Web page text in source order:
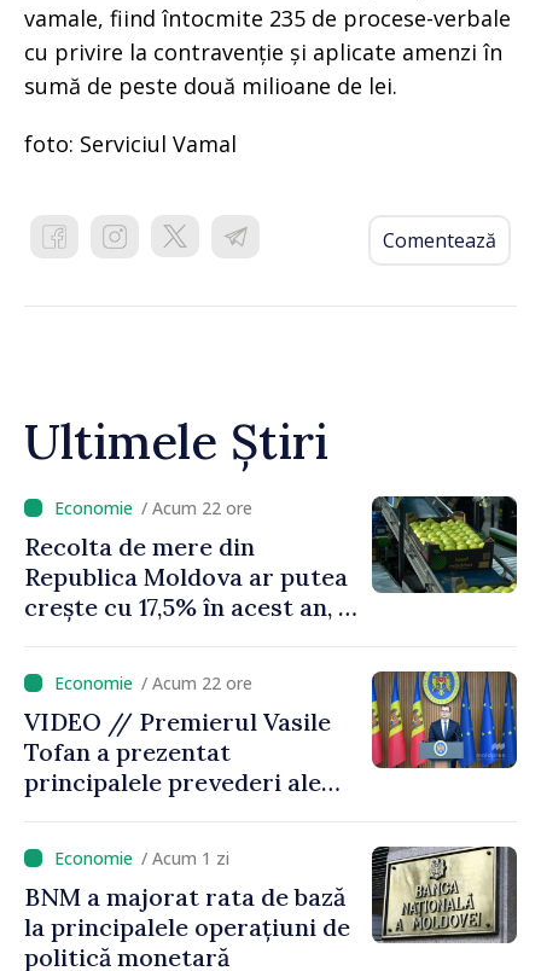
vamale, fiind întocmite 235 de procese-verbale
cu privire la contravenție și aplicate amenzi în
sumă de peste două milioane de lei.
foto: Serviciul Vamal
Comentează
Ultimele Știri
/ Acum 22 ore
Recolta de mere din
Republica Moldova ar putea
crește cu 17,5% în acest an, în
este estimată în scădere
/ Acum 22 ore
VIDEO // Premierul Vasile
Tofan a prezentat
principalele prevederi ale
2027
/ Acum 1 zi
BNM a majorat rata de bază
la principalele operațiuni de
politică monetară